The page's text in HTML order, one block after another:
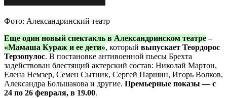
Фото: Александринский театр
Еще один новый спектакль в Александринском театре –
«Мамаша Кураж и ее дети», который выпускает Теордорос
Терзопулос. В постановке антивоенной пьесы Брехта
задействован блестящий актерский состав: Николай Мартон,
Елена Немзер, Семен Сытник, Сергей Паршин, Игорь Волков,
Александра Большакова и другие. Премьерные показы — с
24 по 26 февраля, в 19.00.